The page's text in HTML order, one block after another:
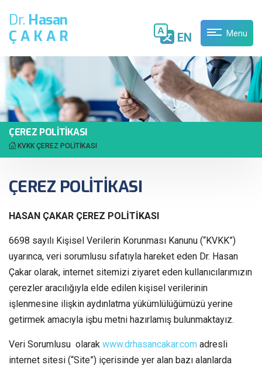
Dr. Hasan
ÇAKAR
EN Menu
ÇEREZ POLİTİKASI
KVKK ÇEREZ POLİTİKASI
ÇEREZ POLİTİKASI
HASAN ÇAKAR ÇEREZ POLİTİKASI
6698 sayılı Kişisel Verilerin Korunması Kanunu (“KVKK”)
uyarınca, veri sorumlusu sıfatıyla hareket eden Dr. Hasan
Çakar olarak, internet sitemizi ziyaret eden kullanıcılarımızın
çerezler aracılığıyla elde edilen kişisel verilerinin
işlenmesine ilişkin aydınlatma yükümlülüğümüzü yerine
getirmek amacıyla işbu metni hazırlamış bulunmaktayız.
Veri Sorumlusu olarak www.drhasancakar.com adresli
internet sitesi (“Site”) içerisinde yer alan bazı alanlarda